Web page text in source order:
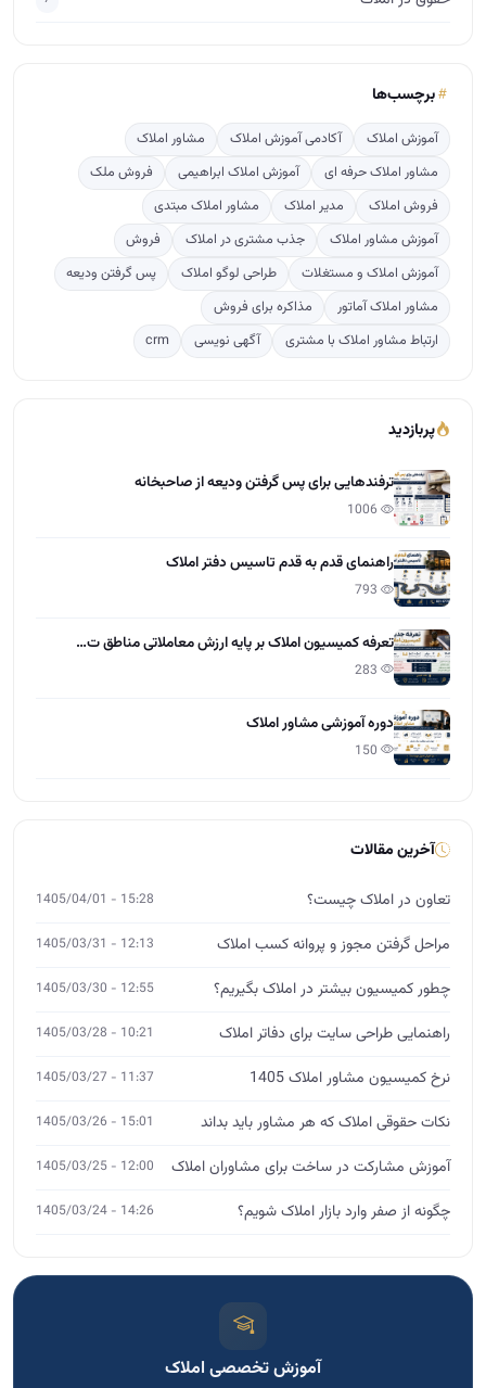
برچسب‌ها
آموزش املاک آکادمی آموزش املاک
مشاور املاک
مشاور املاک حرفه ای
آموزش املاک ابراهیمی
فروش ملک
فروش املاک
مدیر املاک
مشاور املاک مبتدی
آموزش مشاور املاک
جذب مشتری در املاک
فروش
آموزش املاک و مستغلات
طراحی لوگو املاک
پس گرفتن ودیعه
مشاور املاک آماتور
مذاکره برای فروش
ارتباط مشاور املاک با مشتری
آگهی نویسی crm
پربازدید
ترفندهایی برای پس گرفتن ودیعه از صاحبخانه
راهنمای قدم به قدم تاسیس دفتر املاک
تعرفه کمیسیون املاک بر پایه ارزش معاملاتی مناطق ت…
دوره آموزشی مشاور املاک
آخرین مقالات
تعاون در املاک چیست؟ 15:28 - 1405/04/01
مراحل گرفتن مجوز و پروانه کسب املاک 12:13 - 1405/03/31
چطور کمیسیون بیشتر در املاک بگیریم؟ 12:55 - 1405/03/30
راهنمایی طراحی سایت برای دفاتر املاک 10:21 - 1405/03/28
نرخ کمیسیون مشاور املاک 1405 11:37 - 1405/03/27
نکات حقوقی املاک که هر مشاور باید بداند 15:01 - 1405/03/26
آموزش مشارکت در ساخت برای مشاوران املاک 12:00 - 1405/03/25
چگونه از صفر وارد بازار املاک شویم؟ 14:26 - 1405/03/24
آموزش تخصصی املاک